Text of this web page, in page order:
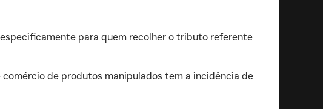
para quem recolher o tributo referente
de produtos manipulados tem a incidência de